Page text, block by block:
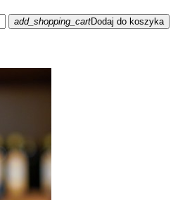
add_shopping_cartDodaj do koszyka